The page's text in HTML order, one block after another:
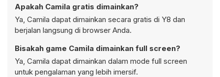
Apakah Camila gratis dimainkan?
Ya, Camila dapat dimainkan secara gratis di Y8 dan
berjalan langsung di browser Anda.
Bisakah game Camila dimainkan full screen?
Ya, Camila dapat dimainkan dalam mode full screen
untuk pengalaman yang lebih imersif.